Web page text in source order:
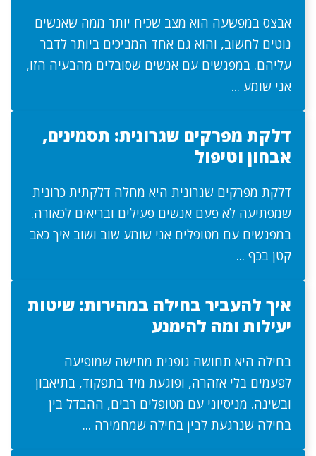
אבצס במפשעה הוא מצב שכיח יותר ממה שאנשים
נוטים לחשוב, והוא גם אחד המביכים ביותר לדבר
עליהם. במפגשים עם אנשים שסובלים מהבעיה הזו,
אני שומע ...
דלקת מפרקים שגרונית: תסמינים,
אבחון וטיפול
דלקת מפרקים שגרונית היא מחלה דלקתית כרונית
שמפתיעה לא פעם אנשים פעילים ובריאים לכאורה.
במפגשים עם מטופלים אני שומע שוב ושוב איך כאב
קטן בכף ...
איך להעביר בחילה במהירות: שיטות
יעילות ומה להימנע
בחילה היא תחושה גופנית מתישה שמופיעה
לפעמים בלי אזהרה, ופוגעת מיד בתפקוד, בתיאבון
ובשינה. מניסיוני עם מטופלים רבים, ההבדל בין
בחילה שנרגעת לבין בחילה שמחמירה ...